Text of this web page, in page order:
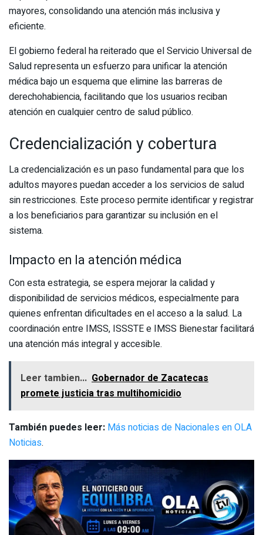
mayores, consolidando una atención más inclusiva y
eficiente.
El gobierno federal ha reiterado que el Servicio Universal de
Salud representa un esfuerzo para unificar la atención
médica bajo un esquema que elimine las barreras de
derechohabiencia, facilitando que los usuarios reciban
atención en cualquier centro de salud público.
Credencialización y cobertura
La credencialización es un paso fundamental para que los
adultos mayores puedan acceder a los servicios de salud
sin restricciones. Este proceso permite identificar y registrar
a los beneficiarios para garantizar su inclusión en el
sistema.
Impacto en la atención médica
Con esta estrategia, se espera mejorar la calidad y
disponibilidad de servicios médicos, especialmente para
quienes enfrentan dificultades en el acceso a la salud. La
coordinación entre IMSS, ISSSTE e IMSS Bienestar facilitará
una atención más integral y accesible.
Leer tambien... Gobernador de Zacatecas
promete justicia tras multihomicidio
También puedes leer: Más noticias de Nacionales en OLA
Noticias.